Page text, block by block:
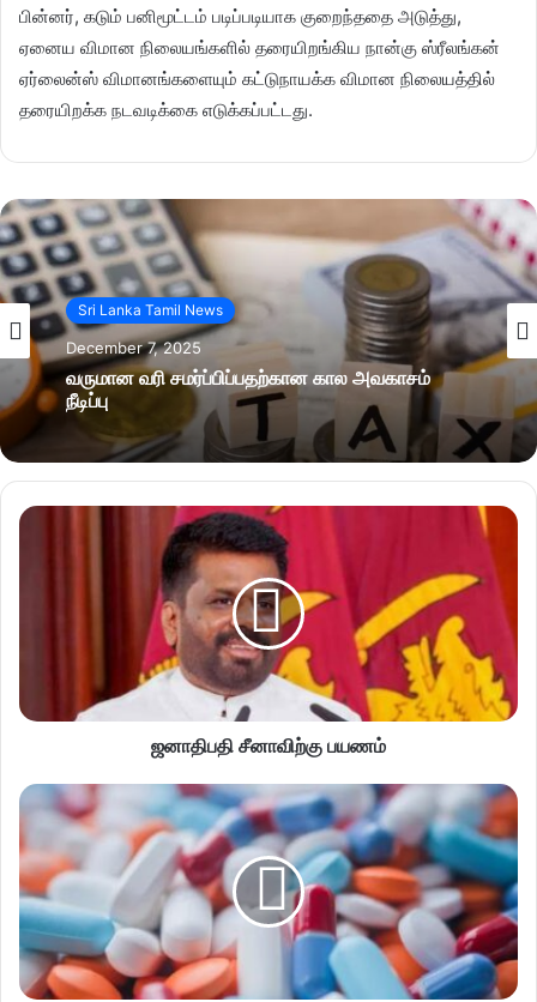
பின்னர், கடும் பனிமூட்டம் படிப்படியாக குறைந்ததை அடுத்து,
ஏனைய விமான நிலையங்களில் தரையிறங்கிய நான்கு ஸ்ரீலங்கன்
ஏர்லைன்ஸ் விமானங்களையும் கட்டுநாயக்க விமான நிலையத்தில்
தரையிறக்க நடவடிக்கை எடுக்கப்பட்டது.
Sri Lanka Tamil News
December 7, 2025
வருமான வரி சமர்ப்பிப்பதற்கான கால அவகாசம்
நீடிப்பு
ஜனாதிபதி சீனாவிற்கு பயணம்